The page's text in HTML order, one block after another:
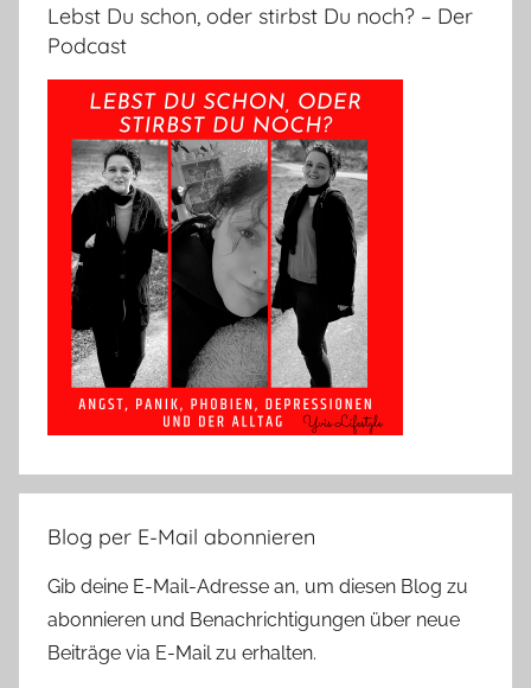
Lebst Du schon, oder stirbst Du noch? – Der
Podcast
Blog per E-Mail abonnieren
Gib deine E-Mail-Adresse an, um diesen Blog zu
abonnieren und Benachrichtigungen über neue
Beiträge via E-Mail zu erhalten.